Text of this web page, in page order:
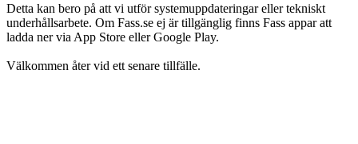
Detta kan bero på att vi utför systemuppdateringar eller tekniskt
underhållsarbete. Om Fass.se ej är tillgänglig finns Fass appar att
ladda ner via App Store eller Google Play.
Välkommen åter vid ett senare tillfälle.